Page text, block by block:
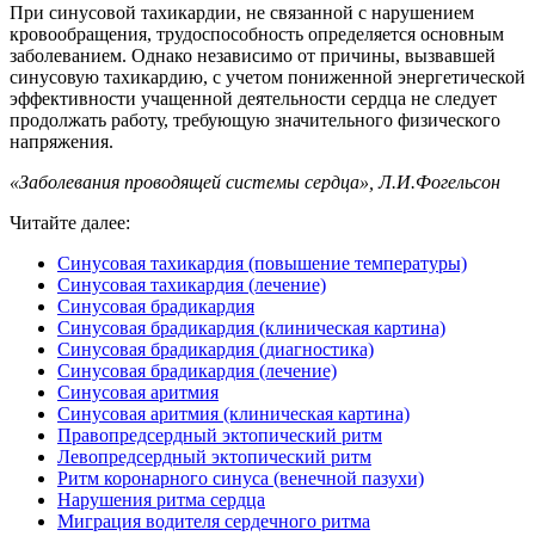
При синусовой тахикардии, не связанной с нарушением
кровообращения, трудоспособность определяется основным
заболеванием. Однако независимо от причины, вызвавшей
синусовую тахикардию, с учетом пониженной энергетической
эффективности учащенной деятельности сердца не следует
продолжать работу, требующую значительного физического
напряжения.
«Заболевания проводящей системы сердца», Л.И.Фогельсон
Читайте далее:
Синусовая тахикардия (повышение температуры)
Синусовая тахикардия (лечение)
Синусовая брадикардия
Синусовая брадикардия (клиническая картина)
Синусовая брадикардия (диагностика)
Синусовая брадикардия (лечение)
Синусовая аритмия
Синусовая аритмия (клиническая картина)
Правопредсердный эктопический ритм
Левопредсердный эктопический ритм
Ритм коронарного синуса (венечной пазухи)
Нарушения ритма сердца
Миграция водителя сердечного ритма